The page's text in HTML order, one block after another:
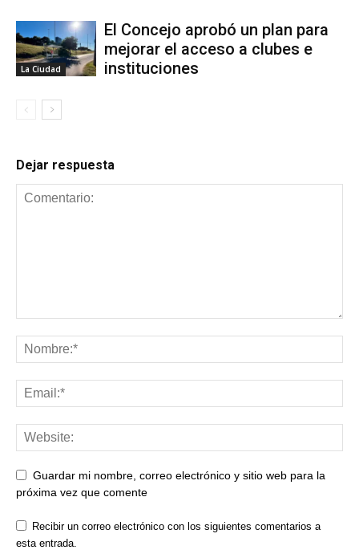
La Ciudad
El Concejo aprobó un plan para
mejorar el acceso a clubes e
instituciones
Dejar respuesta
Guardar mi nombre, correo electrónico y sitio web para la
próxima vez que comente
Recibir un correo electrónico con los siguientes comentarios a
esta entrada.